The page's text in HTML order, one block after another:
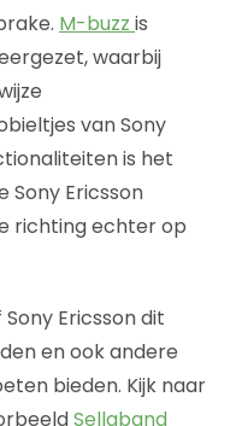
M-buzz is
waarbij
van Sony
is het
Sony Ericsson
richting echter op
Ericsson dit
en ook andere
bieden. Kijk naar
Sellaband